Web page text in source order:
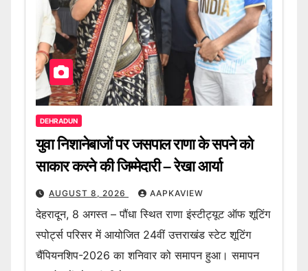
DEHRADUN
युवा निशानेबाजों पर जसपाल राणा के सपने को
साकार करने की जिम्मेदारी – रेखा आर्या
AUGUST 8, 2026 AAPKAVIEW
देहरादून, 8 अगस्त – पौंधा स्थित राणा इंस्टीट्यूट ऑफ शूटिंग
स्पोर्ट्स परिसर में आयोजित 24वीं उत्तराखंड स्टेट शूटिंग
चैंपियनशिप-2026 का शनिवार को समापन हुआ। समापन